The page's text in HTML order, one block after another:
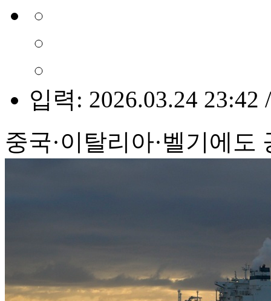
입력: 2026.03.24 23:42
중국·이탈리아·벨기에도